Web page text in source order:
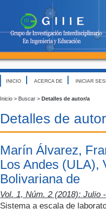
INICIO ACERCA DE INICIAR
Inicio > Buscar > Detalles de autor/a
Detalles de
Marín Álvarez,
Los Andes (ULA),
Bolivariana de
Vol. 1, Núm. 2 (2018): Julio
Sistema a escala de